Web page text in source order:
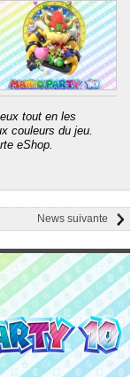
tout en les
couleurs du jeu.
eShop.
News suivante